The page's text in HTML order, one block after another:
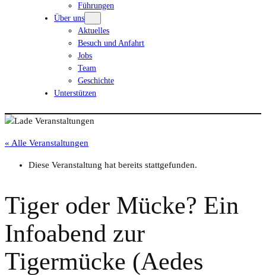
Führungen
Über uns
Aktuelles
Besuch und Anfahrt
Jobs
Team
Geschichte
Unterstützen
« Alle Veranstaltungen
Diese Veranstaltung hat bereits stattgefunden.
Tiger oder Mücke? Ein
Infoabend zur
Tigermücke (Aedes